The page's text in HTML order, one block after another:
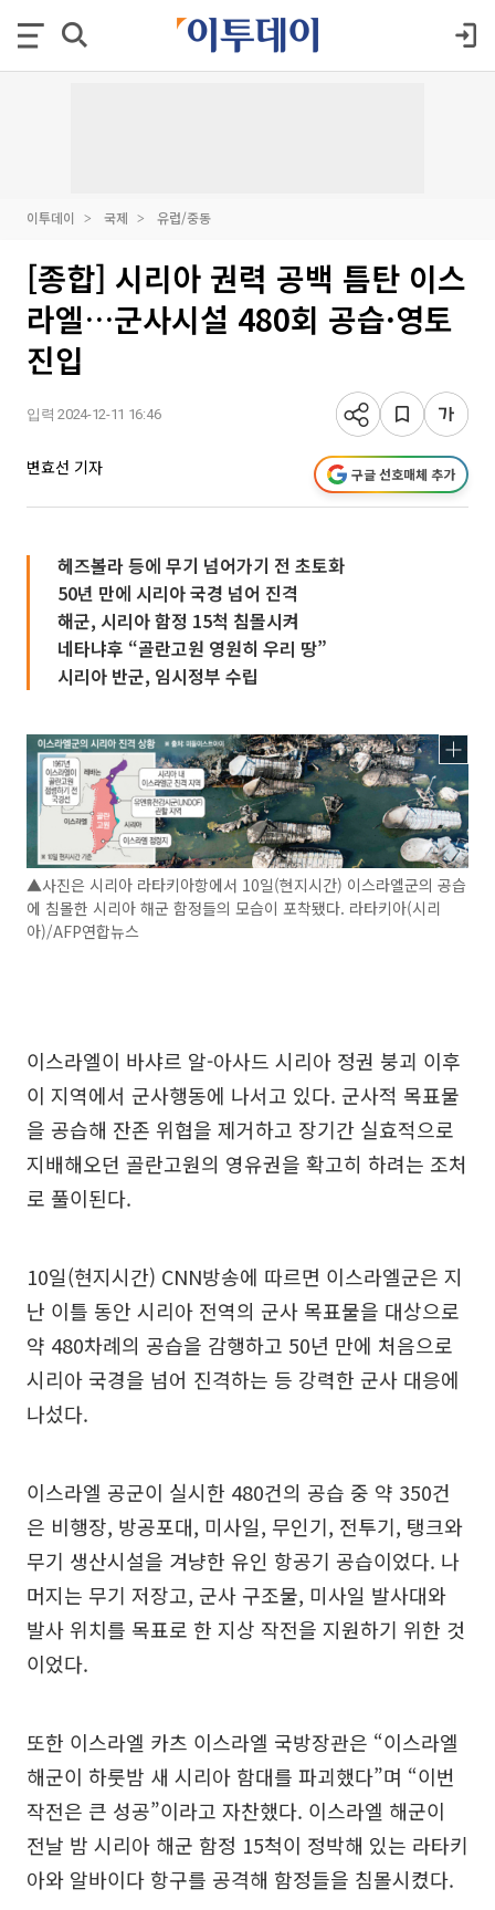
이투데이 국제 유럽/중동
[종합] 시리아 권력 공백 틈탄 이스
라엘…군사시설 480회 공습·영토
진입
입력 2024-12-11 16:46
변효선 기자 구글 선호매체 추가
헤즈볼라 등에 무기 넘어가기 전 초토화
50년 만에 시리아 국경 넘어 진격
해군, 시리아 함정 15척 침몰시켜
네타냐후 “골란고원 영원히 우리 땅”
시리아 반군, 임시정부 수립
▲사진은 시리아 라타키아항에서 10일(현지시간) 이스라엘군의 공습
에 침몰한 시리아 해군 함정들의 모습이 포착됐다. 라타키아(시리
아)/AFP연합뉴스
이스라엘이 바샤르 알-아사드 시리아 정권 붕괴 이후
이 지역에서 군사행동에 나서고 있다. 군사적 목표물
을 공습해 잔존 위협을 제거하고 장기간 실효적으로
지배해오던 골란고원의 영유권을 확고히 하려는 조처
로 풀이된다.
10일(현지시간) CNN방송에 따르면 이스라엘군은 지
난 이틀 동안 시리아 전역의 군사 목표물을 대상으로
약 480차례의 공습을 감행하고 50년 만에 처음으로
시리아 국경을 넘어 진격하는 등 강력한 군사 대응에
나섰다.
이스라엘 공군이 실시한 480건의 공습 중 약 350건
은 비행장, 방공포대, 미사일, 무인기, 전투기, 탱크와
무기 생산시설을 겨냥한 유인 항공기 공습이었다. 나
머지는 무기 저장고, 군사 구조물, 미사일 발사대와
발사 위치를 목표로 한 지상 작전을 지원하기 위한 것
이었다.
또한 이스라엘 카츠 이스라엘 국방장관은 “이스라엘
해군이 하룻밤 새 시리아 함대를 파괴했다”며 “이번
작전은 큰 성공”이라고 자찬했다. 이스라엘 해군이
전날 밤 시리아 해군 함정 15척이 정박해 있는 라타키
아와 알바이다 항구를 공격해 함정들을 침몰시켰다.